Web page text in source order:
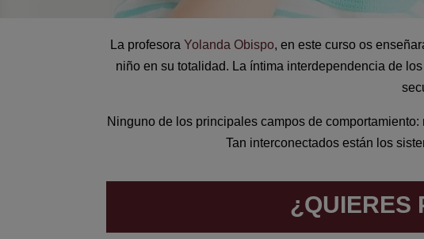
La profesora Yolanda Obispo, en este curso os
niño en su totalidad. La íntima interdependencia de
Ninguno de los principales campos de
Tan interconectados están los
¿QUIERES